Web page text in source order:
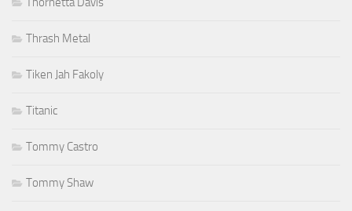
Thrash Metal
Tiken Jah Fakoly
Titanic
Tommy Castro
Tommy Shaw